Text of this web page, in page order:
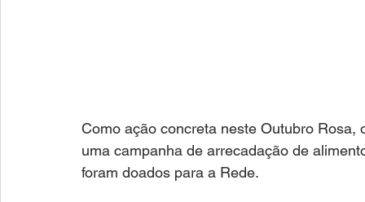
Como ação concreta neste Outubro
uma campanha de arrecadação de
foram doados para a Rede.